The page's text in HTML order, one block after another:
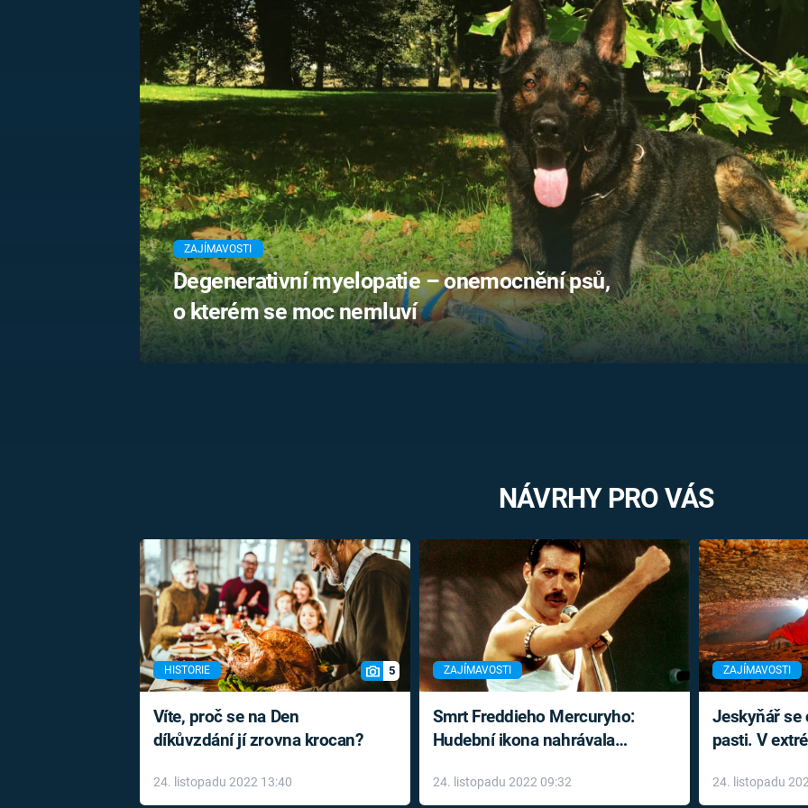
MARIE TEREZIE
NAPOLEON
BONAPARTE
BRITSKÁ
KRÁLOVSKÁ
RODINA
UFO A
MIMOZEMŠŤANÉ
UTAJENÉ PŘÍBĚHY
ČESKÝCH DĚJIN
ALTERNATIVNÍ
HISTORIE
FILMY
REALITA
HORORY
REALITA
OPTICKÉ
KLAMY
ZAJÍMAVOSTI
Degenerativní myelopatie – onemocnění psů,
o kterém se moc nemluví
NÁVRHY PRO VÁS
HISTORIE 5
Víte, proč se na Den
díkůvzdání jí zrovna krocan?
24. listopadu 2022 13:40
ZAJÍMAVOSTI
Smrt Freddieho Mercuryho:
Hudební ikona nahrávala
léky
24. listopadu 2022 09:32
ZAJÍMAVOSTI
Jeskyňář se
pasti. V
24. listopadu